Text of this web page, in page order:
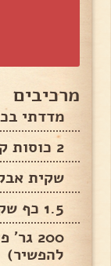
מרכיבים
מדדתי
2 כוסות קמח רגיל
שקית אבקת
1.5 כף שקדים טחונים
200
להפשיר)